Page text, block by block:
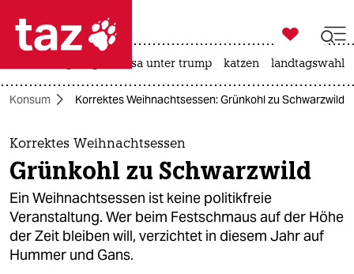
 taz zahl ich
taz zahl ich
themen
politik
öko
gesellschaft

taz zahl ich
usa unter trump katzen landtagswahl
Konsum Korrektes Weihnachtsessen: Grünkohl zu Schwarzwild
Korrektes Weihnachtsessen
Grünkohl zu Schwarzwild
Ein Weihnachtsessen ist keine politikfreie
Veranstaltung. Wer beim Festschmaus auf der Höhe
der Zeit bleiben will, verzichtet in diesem Jahr auf
Hummer und Gans.